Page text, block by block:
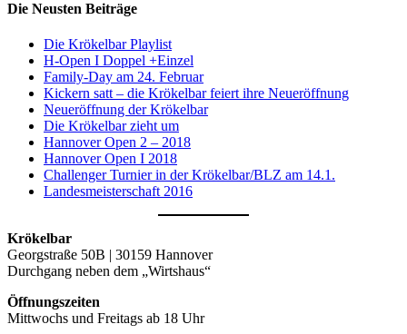
Die Neusten Beiträge
Die Krökelbar Playlist
H-Open I Doppel +Einzel
Family-Day am 24. Februar
Kickern satt – die Krökelbar feiert ihre Neueröffnung
Neueröffnung der Krökelbar
Die Krökelbar zieht um
Hannover Open 2 – 2018
Hannover Open I 2018
Challenger Turnier in der Krökelbar/BLZ am 14.1.
Landesmeisterschaft 2016
Krökelbar
Georgstraße 50B | 30159 Hannover
Durchgang neben dem „Wirtshaus“
Öffnungszeiten
Mittwochs und Freitags ab 18 Uhr